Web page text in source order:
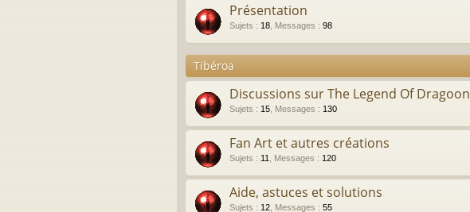
Présentation
Sujets : 18 Messages : 98
Tibéroa
Discussions sur The Legend Of Dragoon
Sujets : 15 Messages : 130
Fan Art et autres créations
Sujets : 11 Messages : 120
Aide, astuces et solutions
Sujets : 12 Messages : 55